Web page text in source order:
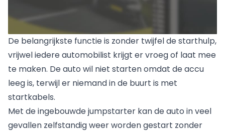
De belangrijkste functie is zonder twijfel de starthulp,
vrijwel iedere automobilist krijgt er vroeg of laat mee
te maken. De auto wil niet starten omdat de accu
leeg is, terwijl er niemand in de buurt is met
startkabels.
Met de ingebouwde jumpstarter kan de auto in veel
gevallen zelfstandig weer worden gestart zonder